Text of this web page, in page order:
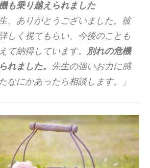
も乗り越えられました
、ありがとうございました。彼
しく視てもらい、今後のことも
て納得しています。 別れの危機
れました。 先生の強いお力に感
なにかあったら相談します。」